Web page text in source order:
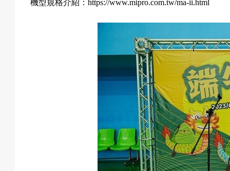
機型規格介紹：https://www.mipro.com.tw/ma-ii.html